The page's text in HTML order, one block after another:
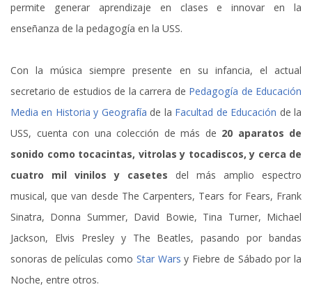
permite generar aprendizaje en clases e innovar en la
enseñanza de la pedagogía en la USS.
Con la música siempre presente en su infancia, el actual
secretario de estudios de la carrera de Pedagogía de Educación
Media en Historia y Geografía de la Facultad de Educación de la
USS, cuenta con una colección de más de 20 aparatos de
sonido como tocacintas, vitrolas y tocadiscos, y cerca de
cuatro mil vinilos y casetes del más amplio espectro
musical, que van desde The Carpenters, Tears for Fears, Frank
Sinatra, Donna Summer, David Bowie, Tina Turner, Michael
Jackson, Elvis Presley y The Beatles, pasando por bandas
sonoras de películas como Star Wars y Fiebre de Sábado por la
Noche, entre otros.